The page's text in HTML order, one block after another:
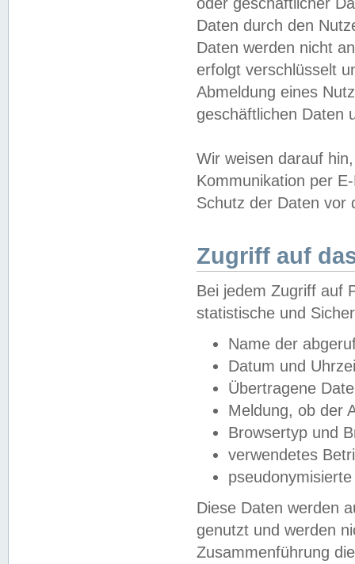
oder geschäftlicher
Daten durch den
Daten werden nicht
erfolgt verschlüsselt
Abmeldung eines
geschäftlichen Daten
Wir weisen darauf
Kommunikation per
Schutz der Daten vor
Zugriff auf
Bei jedem Zugriff auf
statistische und
Name der
Datum und
Übertragene
Meldung, ob der
Browsertyp und
verwendetes
Diese Daten werden
genutzt und werden
Zusammenführung